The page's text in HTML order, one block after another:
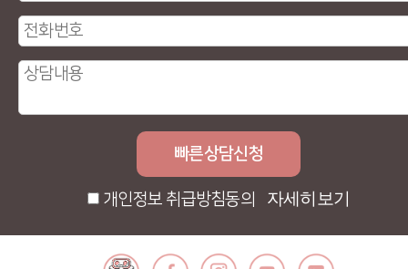
개인정보 취급방침동의 자세히보기